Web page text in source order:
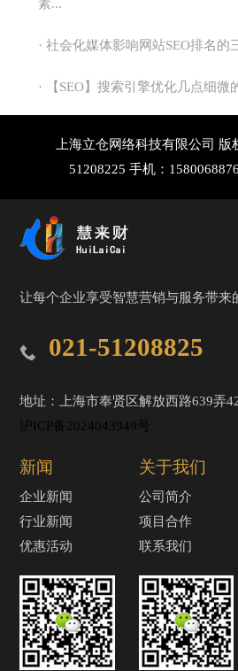
· 社会化媒体影响网站SEO排名的
· 【SEO】搜索引擎优化几点细微
上海立仓网络科技有限公司 版
51208225 手机：
让每个企业享受智慧营销与服务带来
021-51208825
地址：上海市奉贤区解放西路639弄
沪ICP备2024043949号
新闻
企业新闻
行业新闻
优惠活动
关于我们
公司简介
项目合作
联系我们